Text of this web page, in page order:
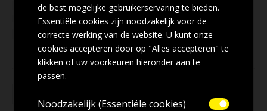
de best mogelijke gebruikerservaring te bieden.
Essentiële cookies zijn noodzakelijk voor de
correcte werking van de website. U kunt onze
cookies accepteren door op "Alles accepteren" te
klikken of uw voorkeuren hieronder aan te
passen.
Noodzakelijk (Essentiële cookies)